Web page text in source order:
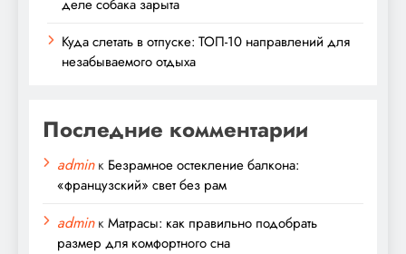
деле собака зарыта
Куда слетать в отпуске: ТОП-10 направлений для
незабываемого отдыха
Последние комментарии
adminк Безрамное остекление балкона:
«французский» свет без рам
adminкМатрасы: как правильно подобрать
размер для комфортного сна